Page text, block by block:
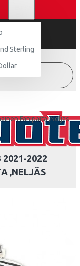
Sterling
Fanipaita ,Neljäs
2021-2022
,NELJÄS